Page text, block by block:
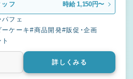
ッフ 時給 1,150円〜
パフェ
ーケーキ#商品開発#販促・企画
詳しくみる